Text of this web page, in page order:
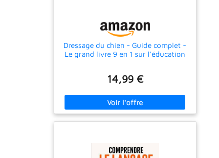
Dressage du chien - Guide complet -
Le grand livre 9 en 1 sur l'éducation
de groupe | Agility & Clicker |
14,99 €